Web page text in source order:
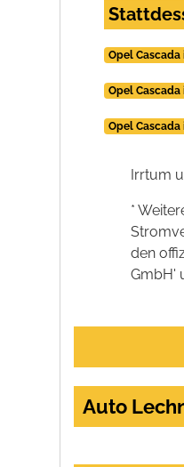
Opel Cascada
Opel
Opel Cascada
Irrtum
*
den
GmbH'
Auto